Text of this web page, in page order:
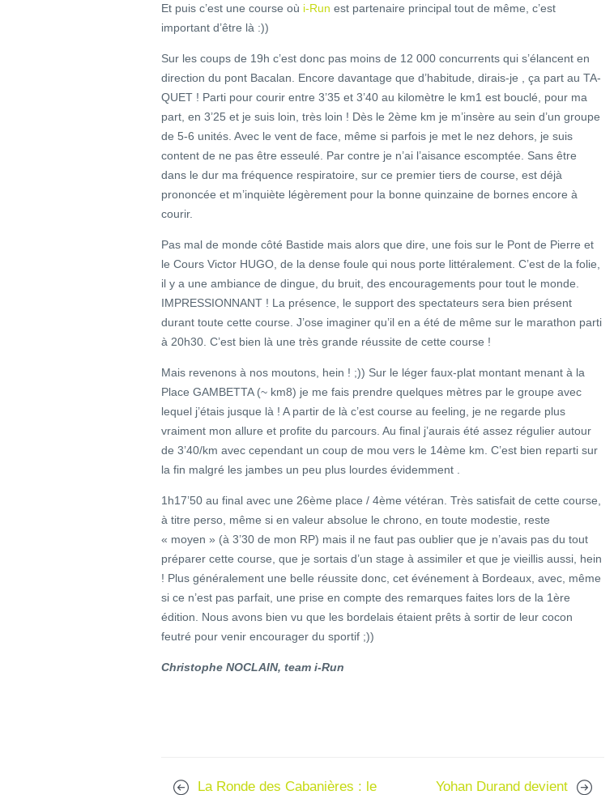
Et puis c’est une course où i-Run est partenaire principal tout de même, c’est
important d’être là :))
Sur les coups de 19h c’est donc pas moins de 12 000 concurrents qui s’élancent en
direction du pont Bacalan. Encore davantage que d’habitude, dirais-je , ça part au TA-
QUET ! Parti pour courir entre 3’35 et 3’40 au kilomètre le km1 est bouclé, pour ma
part, en 3’25 et je suis loin, très loin ! Dès le 2ème km je m’insère au sein d’un groupe
de 5-6 unités. Avec le vent de face, même si parfois je met le nez dehors, je suis
content de ne pas être esseulé. Par contre je n’ai l’aisance escomptée. Sans être
dans le dur ma fréquence respiratoire, sur ce premier tiers de course, est déjà
prononcée et m’inquiète légèrement pour la bonne quinzaine de bornes encore à
courir.
Pas mal de monde côté Bastide mais alors que dire, une fois sur le Pont de Pierre et
le Cours Victor HUGO, de la dense foule qui nous porte littéralement. C’est de la folie,
il y a une ambiance de dingue, du bruit, des encouragements pour tout le monde.
IMPRESSIONNANT ! La présence, le support des spectateurs sera bien présent
durant toute cette course. J’ose imaginer qu’il en a été de même sur le marathon parti
à 20h30. C’est bien là une très grande réussite de cette course !
Mais revenons à nos moutons, hein ! ;)) Sur le léger faux-plat montant menant à la
Place GAMBETTA (~ km8) je me fais prendre quelques mètres par le groupe avec
lequel j’étais jusque là ! A partir de là c’est course au feeling, je ne regarde plus
vraiment mon allure et profite du parcours. Au final j’aurais été assez régulier autour
de 3’40/km avec cependant un coup de mou vers le 14ème km. C’est bien reparti sur
la fin malgré les jambes un peu plus lourdes évidemment .
1h17’50 au final avec une 26ème place / 4ème vétéran. Très satisfait de cette course,
à titre perso, même si en valeur absolue le chrono, en toute modestie, reste
« moyen » (à 3’30 de mon RP) mais il ne faut pas oublier que je n’avais pas du tout
préparer cette course, que je sortais d’un stage à assimiler et que je vieillis aussi, hein
! Plus généralement une belle réussite donc, cet événement à Bordeaux, avec, même
si ce n’est pas parfait, une prise en compte des remarques faites lors de la 1ère
édition. Nous avons bien vu que les bordelais étaient prêts à sortir de leur cocon
feutré pour venir encourager du sportif ;))
Christophe NOCLAIN, team i-Run
La Ronde des Cabanières : le
Yohan Durand devient